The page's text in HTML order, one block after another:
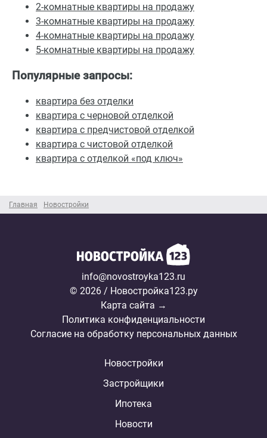
Главная Новостройки
2-комнатные квартиры на продажу
3-комнатные квартиры на продажу
4-комнатные квартиры на продажу
5-комнатные квартиры на продажу
Популярные запросы:
квартира без отделки
квартира с черновой отделкой
квартира с предчистовой отделкой
квартира с чистовой отделкой
квартира с отделкой «под ключ»
info@novostroyka123.ru
© 2026 / Новостройка123.ру
Карта сайта →
Политика конфиденциальности
Согласие на обработку персональных данных
Новостройки
Застройщики
Ипотека
Новости